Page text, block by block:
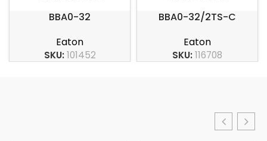
BBA0-32
Eaton
SKU:101452
BBA0-32/2TS-C
Eaton
SKU:116708